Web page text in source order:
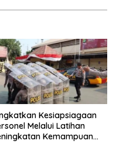
Kesiapsiagaan
Melalui Latihan
Kemampuan